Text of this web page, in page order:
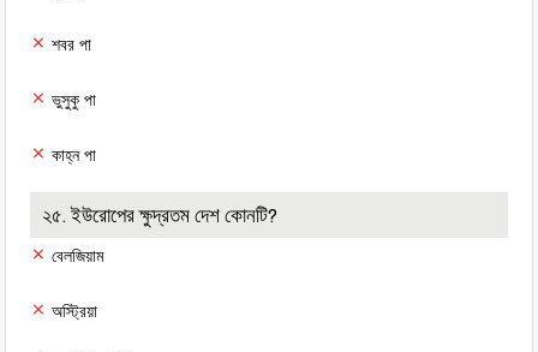
শবর পা
ভুসুকু পা
কাহ্ন পা
২৫. ইউরোপের ক্ষুদ্রতম দেশ কোনটি?
বেলজিয়াম
অস্ট্রিয়া